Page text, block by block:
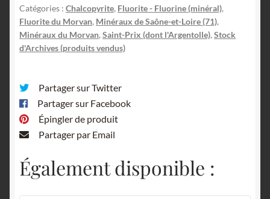
Catégories : Chalcopyrite, Fluorite - Fluorine (minéral),
Fluorite du Morvan, Minéraux de Saône-et-Loire (71),
Minéraux du Morvan,Saint-Prix (dont l'Argentolle),Stock
d'Archives (produits vendus)
Partager sur Twitter
Partager sur Facebook
Épingler de produit
Partager par Email
Également disponible :